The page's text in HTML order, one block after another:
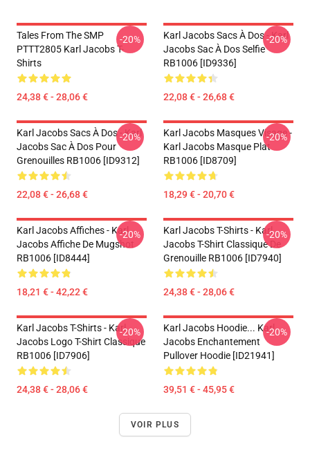
Tales From The SMP
PTTT2805 Karl Jacobs T-
Shirts
24,38 € - 28,06 €
-20%
Karl Jacobs Sacs À Dos - Karl
Jacobs Sac À Dos Selfie
RB1006 [ID9336]
22,08 € - 26,68 €
-20%
Karl Jacobs Sacs À Dos - Karl
Jacobs Sac À Dos Pour
Grenouilles RB1006 [ID9312]
22,08 € - 26,68 €
-20%
Karl Jacobs Masques Visage -
Karl Jacobs Masque Plat
RB1006 [ID8709]
18,29 € - 20,70 €
-20%
Karl Jacobs Affiches - Karl
Jacobs Affiche De Mugshot
RB1006 [ID8444]
18,21 € - 42,22 €
-20%
Karl Jacobs T-Shirts - Karl
Jacobs T-Shirt Classique De
Grenouille RB1006 [ID7940]
24,38 € - 28,06 €
-20%
Karl Jacobs T-Shirts - Karl
Jacobs Logo T-Shirt Classique
RB1006 [ID7906]
24,38 € - 28,06 €
-20%
Karl Jacobs Hoodie... Karl
Jacobs Enchantement
Pullover Hoodie [ID21941]
39,51 € - 45,95 €
-20%
VOIR PLUS